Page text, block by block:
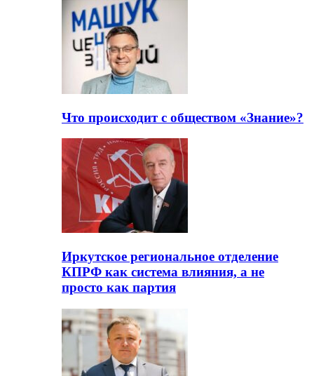
Что происходит с обществом «Знание»?
Иркутское региональное отделение
КПРФ как система влияния, а не
просто как партия